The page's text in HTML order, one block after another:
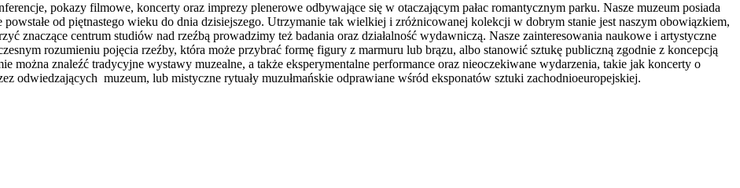
pokazy filmowe, koncerty oraz imprezy plenerowe odbywające się w otaczającym pałac romantycznym parku. Nasze muzeum posiada
od piętnastego wieku do dnia dzisiejszego. Utrzymanie tak wielkiej i zróżnicowanej kolekcji w dobrym stanie jest naszym obowiązkiem,
znaczące centrum studiów nad rzeźbą prowadzimy też badania oraz działalność wydawniczą. Nasze zainteresowania naukowe i artystyczne
rozumieniu pojęcia rzeźby, która może przybrać formę figury z marmuru lub brązu, albo stanowić sztukę publiczną zgodnie z koncepcją
można znaleźć tradycyjne wystawy muzealne, a także eksperymentalne performance oraz nieoczekiwane wydarzenia, takie jak koncerty o
odwiedzających muzeum, lub mistyczne rytuały muzułmańskie odprawiane wśród eksponatów sztuki zachodnioeuropejskiej.